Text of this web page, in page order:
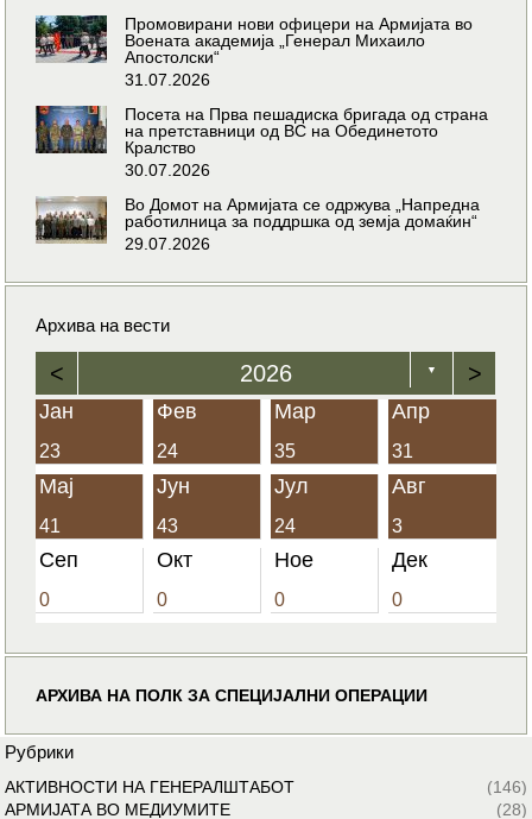
Промовирани нови офицери на Армијата во
Воената академија „Генерал Михаило
Апостолски“
31.07.2026
Посета на Прва пешадиска бригада од страна
на претставници од ВС на Обединетото
Кралство
30.07.2026
Во Домот на Армијата се одржува „Напредна
работилница за поддршка од земја домаќин“
29.07.2026
Архива на вести
< 2026 ▼ >
Јан
23
Фев
24
Мар
35
Апр
31
Мај
41
Јун
43
Јул
24
Авг
3
Сеп
0
Окт
0
Ное
0
Дек
0
АРХИВА НА ПОЛК ЗА СПЕЦИЈАЛНИ ОПЕРАЦИИ
Рубрики
АКТИВНОСТИ НА ГЕНЕРАЛШТАБОТ
(146)
АРМИЈАТА ВО МЕДИУМИТЕ
(28)